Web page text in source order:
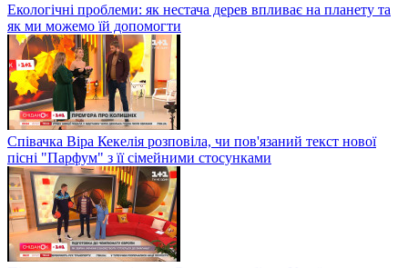
Екологічні проблеми: як нестача дерев впливає на планету та
як ми можемо їй допомогти
Співачка Віра Кекелія розповіла, чи пов'язаний текст нової
пісні "Парфум" з її сімейними стосунками